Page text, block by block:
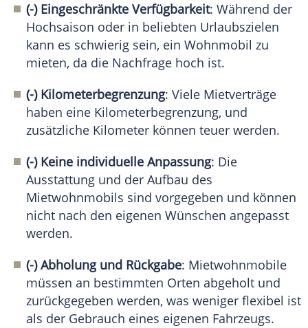
(-) Eingeschränkte Verfügbarkeit: Während der
Hochsaison oder in beliebten Urlaubszielen
kann es schwierig sein, ein Wohnmobil zu
mieten, da die Nachfrage hoch ist.
(-) Kilometerbegrenzung: Viele Mietverträge
haben eine Kilometerbegrenzung, und
zusätzliche Kilometer können teuer werden.
(-) Keine individuelle Anpassung: Die
Ausstattung und der Aufbau des
Mietwohnmobils sind vorgegeben und können
nicht nach den eigenen Wünschen angepasst
werden.
(-) Abholung und Rückgabe: Mietwohnmobile
müssen an bestimmten Orten abgeholt und
zurückgegeben werden, was weniger flexibel ist
als der Gebrauch eines eigenen Fahrzeugs.